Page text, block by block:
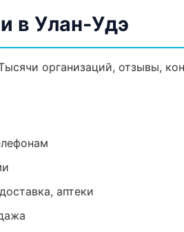
в Улан-Удэ
организаций, отзывы,
аптеки